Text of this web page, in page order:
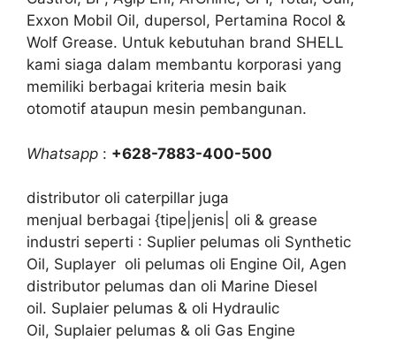
Exxon Mobil Oil, dupersol, Pertamina Rocol &
Wolf Grease. Untuk kebutuhan brand SHELL
kami siaga dalam membantu korporasi yang
memiliki berbagai kriteria mesin baik
otomotif ataupun mesin pembangunan.
Whatsapp : +628-7883-400-500
distributor oli caterpillar juga
menjual berbagai {tipe|jenis| oli & grease
industri seperti : Suplier pelumas oli Synthetic
Oil, Suplayer oli pelumas oli Engine Oil, Agen
distributor pelumas dan oli Marine Diesel
oil. Suplaier pelumas & oli Hydraulic
Oil, Suplaier pelumas & oli Gas Engine